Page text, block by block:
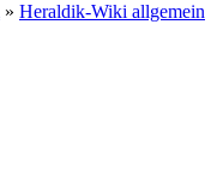
» Heraldik-Wiki allgemein